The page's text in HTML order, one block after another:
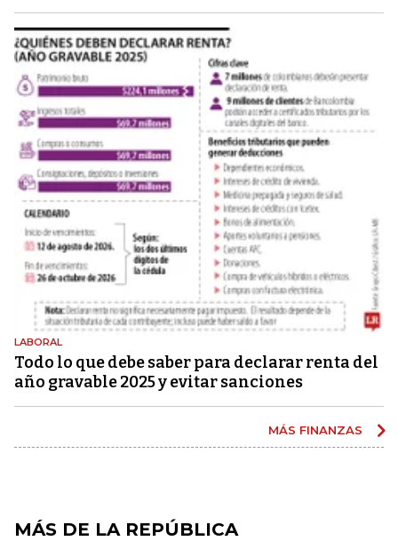
LABORAL
Todo lo que debe saber para declarar renta del
año gravable 2025 y evitar sanciones
MÁS FINANZAS
MÁS DE LA REPÚBLICA